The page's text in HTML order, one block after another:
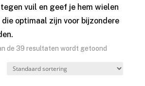
vuil en geef je hem wielen
optimaal zijn voor bijzondere
de 39 resultaten wordt getoond